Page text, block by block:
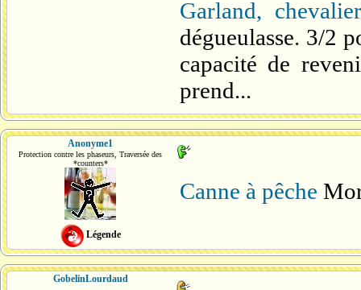
Garland,
dégueulasse. 3/2
capacité de
prend...
Anonyme1
Protection contre les phaseurs, Traversée des
*counters*
Légende
Canne à pêche
GobelinLourdaud